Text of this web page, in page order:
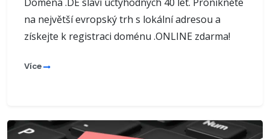
na největší evropský trh s lokální adresou a
získejte k registraci doménu .ONLINE zdarma!
Více